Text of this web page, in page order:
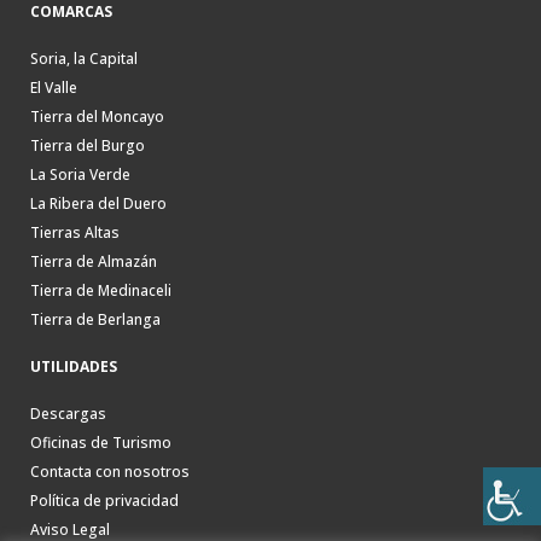
COMARCAS
Soria, la Capital
El Valle
Tierra del Moncayo
Tierra del Burgo
La Soria Verde
La Ribera del Duero
Tierras Altas
Tierra de Almazán
Tierra de Medinaceli
Tierra de Berlanga
UTILIDADES
Descargas
Oficinas de Turismo
Contacta con nosotros
Política de privacidad
Aviso Legal